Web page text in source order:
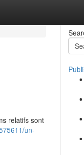
relatifs sont
un-